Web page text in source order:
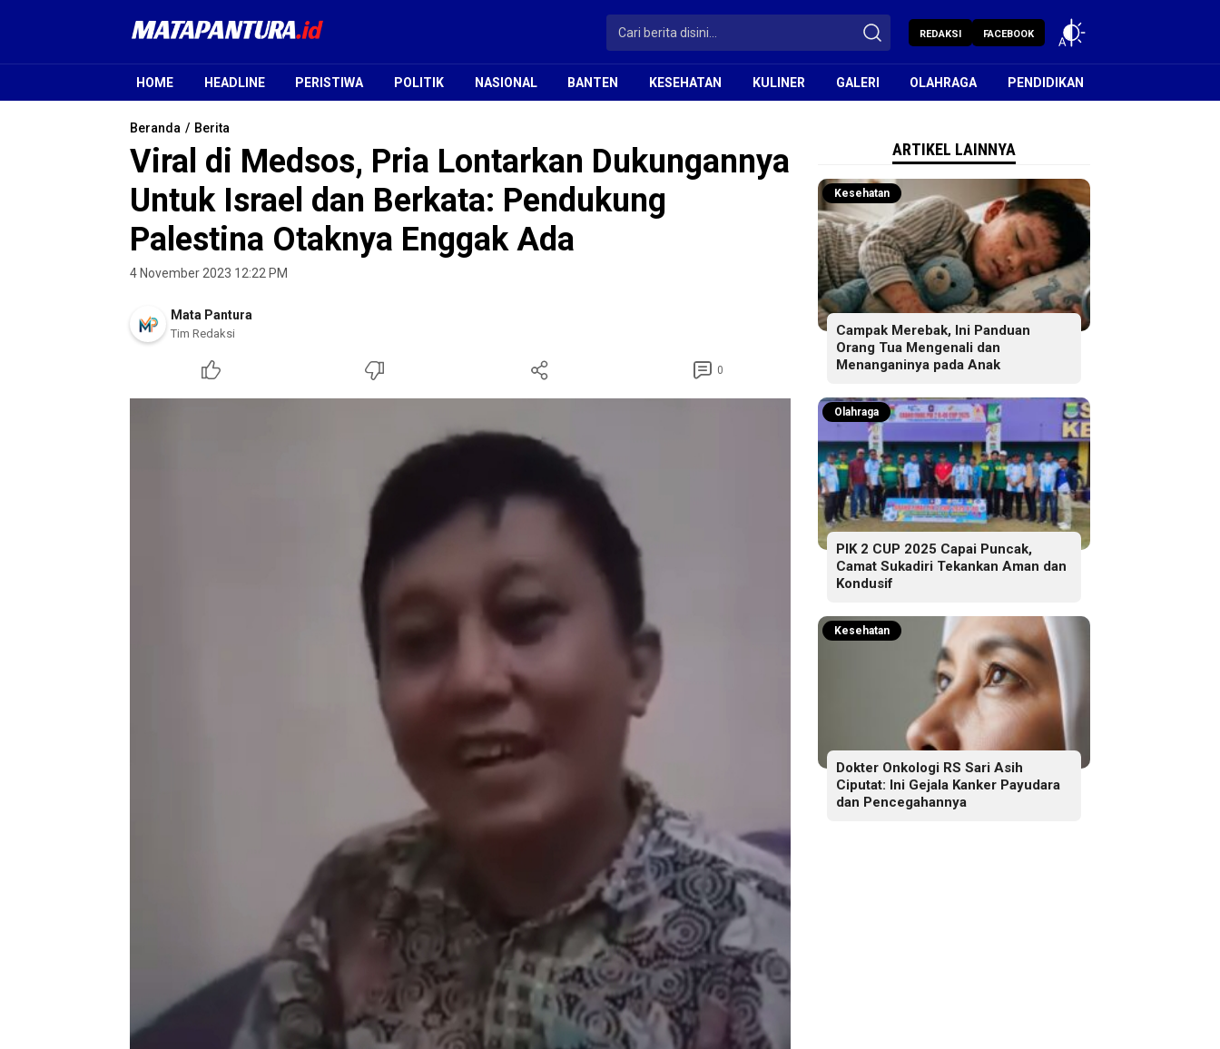
Mata Pantura
Jendela Informasi Terpercaya
REDAKSI FACEBOOK
HOME HEADLINE PERISTIWA POLITIK NASIONAL BANTEN KESEHATAN KULINER GALERI OLAHRAGA PENDIDIKAN
Beranda Berita
Viral di Medsos, Pria Lontarkan Dukungannya
Untuk Israel dan Berkata: Pendukung
Palestina Otaknya Enggak Ada
4 November 2023 12:22 PM
Mata Pantura
Tim Redaksi
0
ARTIKEL LAINNYA
Kesehatan
Campak Merebak, Ini Panduan
Orang Tua Mengenali dan
Menanganinya pada Anak
Olahraga
PIK 2 CUP 2025 Capai Puncak,
Camat Sukadiri Tekankan Aman dan
Kondusif
Kesehatan
Dokter Onkologi RS Sari Asih
Ciputat: Ini Gejala Kanker Payudara
dan Pencegahannya